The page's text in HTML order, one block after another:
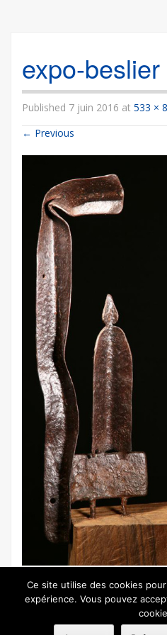
expo-beslier
Published 7 juin 2016 at 533 ×
← Previous
© 2026 REGNÉVILLE MARITIME -
Ce site utilise des cookies
expérience. Vous pouvez